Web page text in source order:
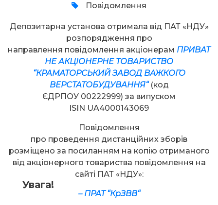
Повідомлення
Увага!
Депозитарна установа отримала від ПАТ «НДУ»
розпорядження про
направлення повідомлення акціонерам ПРИВАТ
НЕАКЦІОНЕРНЕ ТОВАРИСТВО
“КРАМАТОРСЬКИЙ ЗАВОД ВАЖКОГО
ВЕРСТАТОБУДУВАННЯ“ (код
ЄДРПОУ 00222999) за випуском
ISIN UA4000143069
Повідомлення
про проведення дистанційних зборів
розміщено за посиланням на копію отриманого
від акціонерного товариства повідомлення на
сайті ПАТ «НДУ»:
– ПРАТ “КрЗВВ“